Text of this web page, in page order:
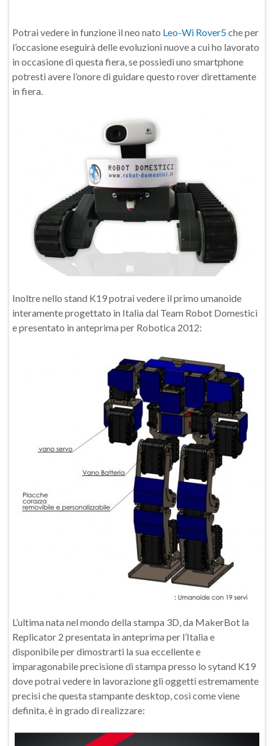
Potrai vedere in funzione il neo nato Leo-Wi Rover5che per
l’occasione eseguirà delle evoluzioni nuove a cui ho lavorato
in occasione di questa fiera, se possiedi uno smartphone
potresti avere l’onore di guidare questo rover direttamente
in fiera.
Inoltre nello stand K19 potrai vedere il primo umanoide
interamente progettato in Italia dal Team Robot Domestici
e presentato in anteprima per Robotica 2012:
L’ultima nata nel mondo della stampa 3D, da MakerBot la
Replicator 2 presentata in anteprima per l’Italia e
disponibile per dimostrarti la sua eccellente e
imparagonabile precisione di stampa presso lo sytand K19
dove potrai vedere in lavorazione gli oggetti estremamente
precisi che questa stampante desktop, così come viene
definita, è in grado di realizzare: